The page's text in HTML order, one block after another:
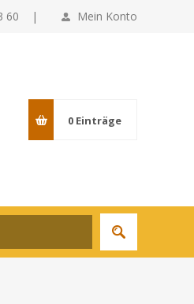
Mein Konto
60 |
0 Einträge